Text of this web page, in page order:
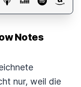
Notes
nur, weil die